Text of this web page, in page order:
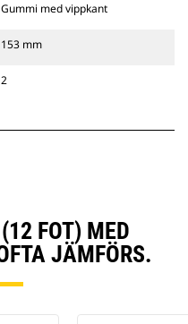
Gummi med vippkant
153 mm
2
FOT) MED
JÄMFÖRS.